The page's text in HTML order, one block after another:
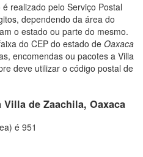
realizado pelo Serviço Postal
dependendo da área do
o estado ou parte do mesmo.
do CEP do estado de Oaxaca
encomendas ou pacotes a Villa
deve utilizar o código postal de
de Zaachila, Oaxaca
é 951